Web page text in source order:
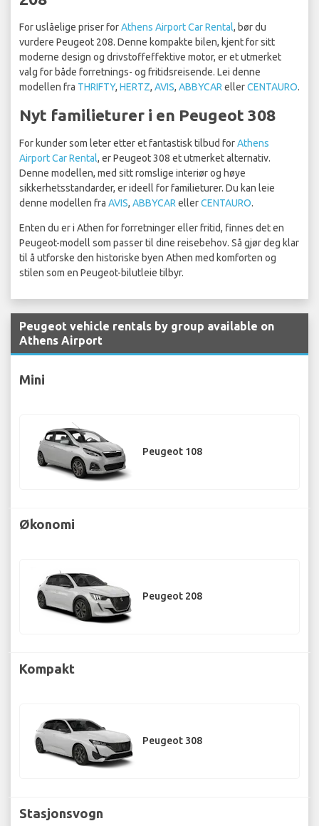
For uslåelige priser forAthens Airport Car Rental, bør du
vurdere Peugeot 208. Denne kompakte bilen, kjent for sitt
moderne design og drivstoffeffektive motor, er et utmerket
valg for både forretnings- og fritidsreisende. Lei denne
modellen fra THRIFTY, HERTZ, AVIS, ABBYCAR ellerCENTAURO.
Nyt familieturer i en Peugeot 308
For kunder som leter etter et fantastisk tilbud forAthens
Airport Car Rental, er Peugeot 308 et utmerket alternativ.
Denne modellen, med sitt romslige interiør og høye
sikkerhetsstandarder, er ideell for familieturer. Du kan leie
denne modellen fra AVIS, ABBYCAR ellerCENTAURO.
Enten du er i Athen for forretninger eller fritid, finnes det en
Peugeot-modell som passer til dine reisebehov. Så gjør deg klar
til å utforske den historiske byen Athen med komforten og
stilen som en Peugeot-bilutleie tilbyr.
Peugeot vehicle rentals by group available on
Athens Airport
Mini
Peugeot 108
Økonomi
Peugeot 208
Kompakt
Peugeot 308
Stasjonsvogn